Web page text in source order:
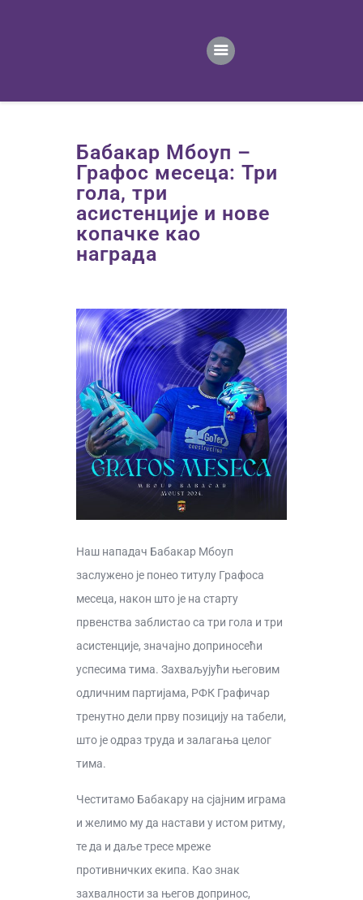
ПРОДАВНИЦА
КОНТАКТ
Бабакар Мбоуп –
Графос месеца: Три
гола, три
асистенције и нове
копачке као
награда
Наш нападач Бабакар Мбоуп
заслужено је понео титулу Графоса
месеца, након што је на старту
првенства заблистао са три гола и три
асистенције, значајно доприносећи
успесима тима. Захваљујући његовим
одличним партијама, РФК Графичар
тренутно дели прву позицију на табели,
што је одраз труда и залагања целог
тима.
Честитамо Бабакару на сјајним играма
и желимо му да настави у истом ритму,
те да и даље тресе мреже
противничких екипа. Као знак
захвалности за његов допринос,